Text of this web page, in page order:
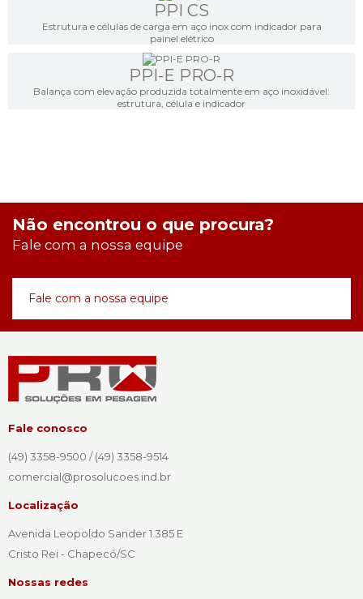
PPI CS
Estrutura e células de carga em aço inox com indicador para
painel elétrico
PPI-E PRO-R
Balança com elevação produzida totalmente em aço inoxidável:
estrutura, célula e indicador
Não encontrou o que procura?
Fale com a nossa equipe
Fale com a nossa equipe
Fale conosco
(49) 3358-9500 / (49) 3358-9514
comercial@prosolucoes.ind.br
Localização
Avenida Leopoldo Sander 1.385 E
Cristo Rei - Chapecó/SC
Nossas redes